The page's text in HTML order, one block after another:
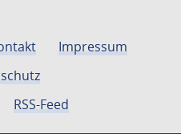
Impressum
RSS-Feed